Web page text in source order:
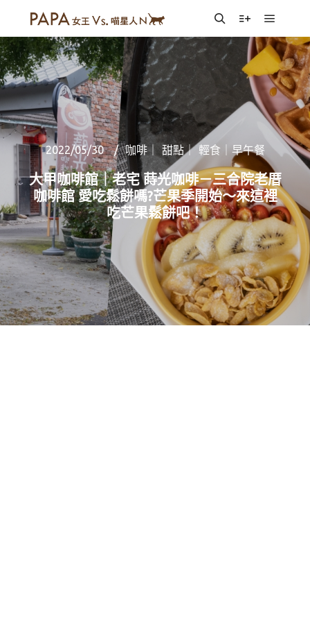
SearchMore info
Main
2022/05/30 咖啡｜ 甜點｜ 輕食｜早午餐
大甲咖啡館｜老宅 蒔光咖啡－三合院老厝
咖啡館 愛吃鬆餅嗎?芒果季開始～來這裡
吃芒果鬆餅吧！